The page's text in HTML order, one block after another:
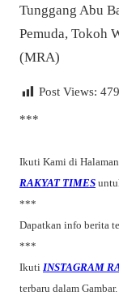
Tunggang Abu
Pemuda, Tokoh
(MRA)
Post Views: 479
***
Ikuti Kami di Halaman
RAKYAT TIMES
***
Dapatkan info berita
***
Ikuti INSTAGRAM
terbaru dalam Gambar.